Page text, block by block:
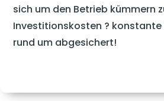
sich um den Betrieb kümmern
Investitionskosten ?
rund um abgesichert!